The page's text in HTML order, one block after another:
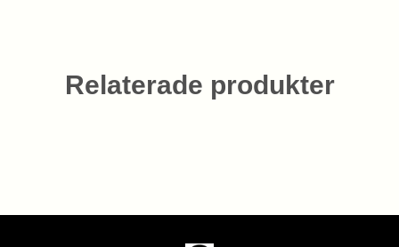
Relaterade produkter